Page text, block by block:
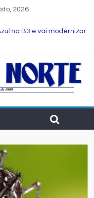
2026
na B3 e vai modernizar
para intercâmbio em
de toneladas de